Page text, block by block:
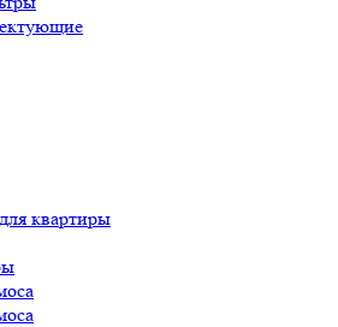
квартиры